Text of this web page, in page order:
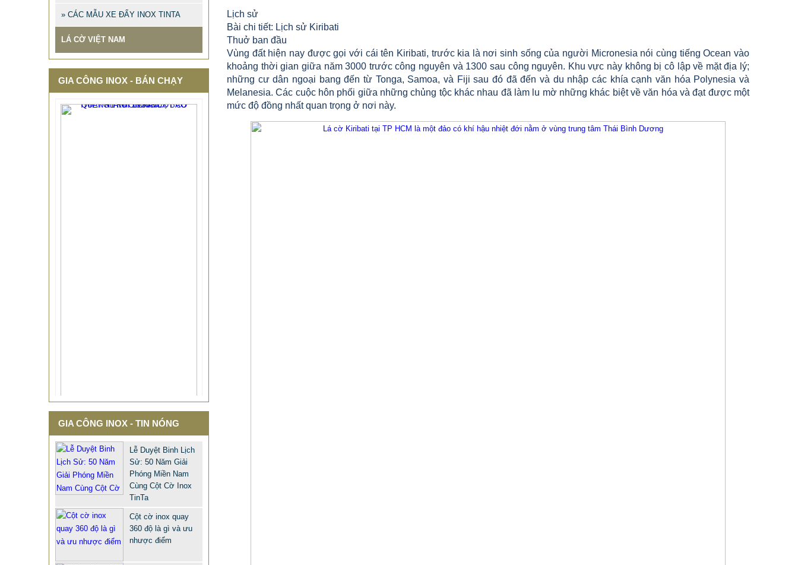
Lịch sử
Bài chi tiết: Lịch sử Kiribati
Thuở ban đầu
Vùng đất hiện nay được gọi với cái tên Kiribati, trước kia là nơi sinh sống của người Micronesia nói cùng tiếng Ocean vào
khoảng thời gian giữa năm 3000 trước công nguyên và 1300 sau công nguyên. Khu vực này không bị cô lập về mặt địa lý;
những cư dân ngoại bang đến từ Tonga, Samoa, và Fiji sau đó đã đến và du nhập các khía cạnh văn hóa Polynesia và
Melanesia. Các cuộc hôn phối giữa những chủng tộc khác nhau đã làm lu mờ những khác biệt về văn hóa và đạt được một
mức độ đồng nhất quan trọng ở nơi này.
» CÁC MẪU XE ĐẨY INOX TINTA
LÁ CỜ VIỆT NAM
GIA CÔNG INOX - BÁN CHẠY
THIẾT KẾ THI CÔNG CỘT CỜ
QUẢNG TRƯỜNG INOX BẢO
HÀNH 10 NĂM
678.999 VNĐ687.999 VNĐ
Mẫu: CỘT CỜ INOX NGOÀI TRỜI
GIA CÔNG INOX - TIN NÓNG
Lễ Duyệt Binh Lịch
Sử: 50 Năm Giải
Phóng Miền Nam
Cùng Cột Cờ Inox
TinTa
Cột cờ inox quay
360 độ là gì và ưu
nhược điểm